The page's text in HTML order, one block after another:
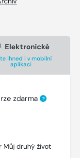
Elektronické
ihned i v mobilní
aplikaci
zdarma ?
Můj druhý život